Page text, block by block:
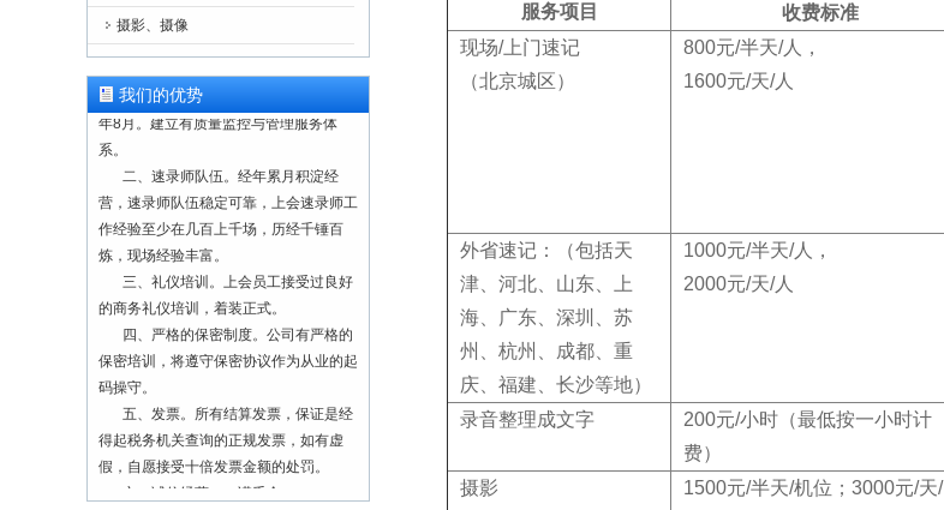
摄影、摄像
我们的优势
一、正规注册，合法经营。本单位为
正规注册公司（营业执照注册号：
91110228103008056T），成立于2000
年8月。建立有质量监控与管理服务体
系。
二、速录师队伍。经年累月积淀经
营，速录师队伍稳定可靠，上会速录师工
作经验至少在几百上千场，历经千锤百
炼，现场经验丰富。
三、礼仪培训。上会员工接受过良好
的商务礼仪培训，着装正式。
四、严格的保密制度。公司有严格的
保密培训，将遵守保密协议作为从业的起
码操守。
五、发票。所有结算发票，保证是经
得起税务机关查询的正规发票，如有虚
假，自愿接受十倍发票金额的处罚。
六、诚信经营，一诺千金。
服务项目 收费标准
现场/上门速记
（北京城区）
800元/半天/人，
1600元/天/人
外省速记：（包括天
津、河北、山东、上
海、广东、深圳、苏
州、杭州、成都、重
庆、福建、长沙等地）
1000元/半天/人，
2000元/天/人
录音整理成文字
200元/小时（最低按一小时计
费）
摄影
1500元/半天/机位；3000元/天/